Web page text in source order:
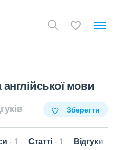
мови
Зберегти
1 Статті 1 Відгуки